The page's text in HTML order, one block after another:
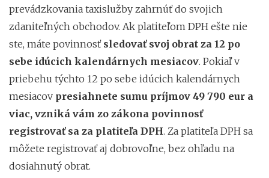
prevádzkovania taxislužby zahrnúť do svojich
zdaniteľných obchodov. Ak platiteľom DPH ešte nie
ste, máte povinnosť sledovať svoj obrat za 12 po
sebe idúcich kalendárnych mesiacov. Pokiaľ v
priebehu týchto 12 po sebe idúcich kalendárnych
mesiacov presiahnete sumu príjmov 49 790 eur a
viac, vzniká vám zo zákona povinnosť
registrovať sa za platiteľa DPH. Za platiteľa DPH sa
môžete registrovať aj dobrovoľne, bez ohľadu na
dosiahnutý obrat.